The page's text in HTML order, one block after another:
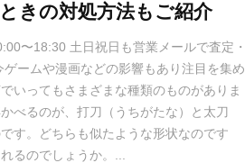
きの対処方法もご紹介
〜18:30 土日祝日も営業メールで査定・
ームや漫画などの影響もあり注目を集め
いってもさまざまな種類のものがありま
べるのが、打刀（うちがたな）と太刀
す。どちらも似たような形状なのです
るのでしょうか。...